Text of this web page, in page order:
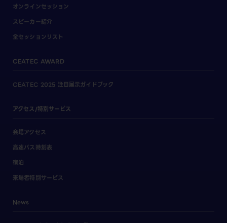
オンラインセッション
スピーカー紹介
全セッションリスト
CEATEC AWARD
CEATEC 2025 注目展示ガイドブック
アクセス/特別サービス
会場アクセス
高速バス時刻表
宿泊
来場者特別サービス
News